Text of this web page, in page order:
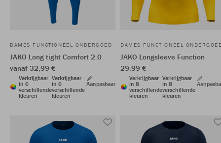
DAMES FUNCTIONEEL ONDERGOED
JAKO Long tight Comfort 2.0
vanaf 32,99 €
Verkrijgbaar
in 6
verschillende
kleuren
Verkrijgbaar
in 6
verschillende
kleuren
Aanpasbaar
DAMES FUNCTIONEEL
JAKO Longsleeve Function
29,99 €
Verkrijgbaar
in 8
verschillende
kleuren
Verkrijgbaar
in 8
verschillende
kleuren